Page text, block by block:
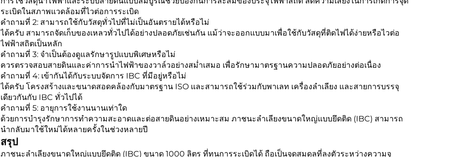
ระเบิดในสภาพแวดล้อมที่ไวต่อการระเบิด
คำถามที่ 2: สามารถใช้กับวัสดุทั่วไปที่ไม่เป็นอันตรายได้หรือไม่
ได้ครับ สามารถจัดเก็บของเหลวทั่วไปได้อย่างปลอดภัยเช่นกัน แม้ว่าจะออกแบบมาเพื่อใช้กับวัสดุที่ติดไฟได้ง่ายหรือไวต่อ
ไฟฟ้าสถิตเป็นหลัก
คำถามที่ 3: จำเป็นต้องดูแลรักษารูปแบบพิเศษหรือไม่
ควรตรวจสอบสายดินและค่าการนำไฟฟ้าของวาล์วอย่างสม่ำเสมอ เพื่อรักษามาตรฐานความปลอดภัยอย่างต่อเนื่อง
คำถามที่ 4: เข้ากันได้กับระบบจัดการ IBC ที่มีอยู่หรือไม่
ได้ครับ โครงสร้างและขนาดสอดคล้องกับมาตรฐาน ISO และสามารถใช้ร่วมกับพาเลท เครื่องลำเลียง และสายการบรรจุ
เดียวกันกับ IBC ทั่วไปได้
คำถามที่ 5: อายุการใช้งานนานเท่าใด
ด้วยการบำรุงรักษาการทำความสะอาดและต่อสายดินอย่างเหมาะสม ภาชนะลำเลียงขนาดใหญ่แบบยึดติด (IBC) สามารถ
นำกลับมาใช้ใหม่ได้หลายครั้งในช่วงหลายปี
สรุป
ภาชนะลำเลียงขนาดใหญ่แบบยึดติด (IBC) ขนาด 1000 ลิตร ที่ทนการระเบิดได้ ถือเป็นจุดสมดุลที่ลงตัวระหว่างความจุ